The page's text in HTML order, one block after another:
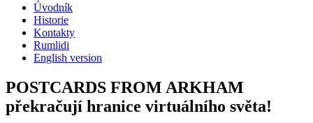
Úvodník
Historie
Kontakty
Rumlidi
English version
POSTCARDS FROM ARKHAM
překračují hranice virtuálního světa!